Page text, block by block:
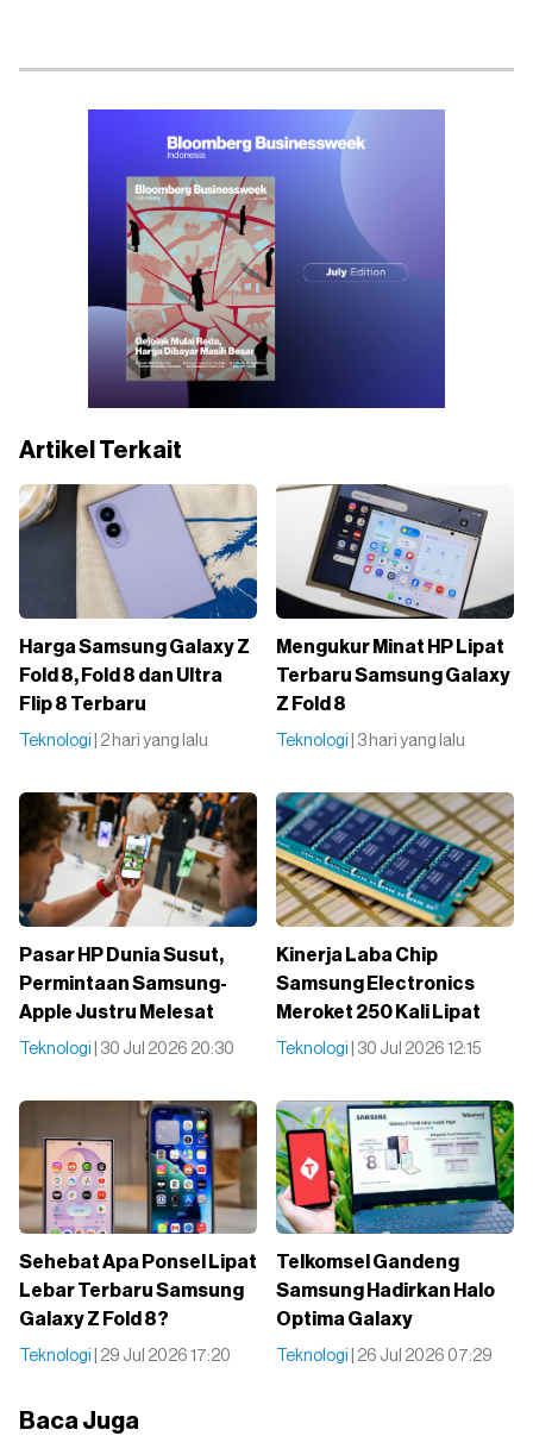
Artikel Terkait
Harga Samsung Galaxy Z
Fold 8, Fold 8 dan Ultra
Flip 8 Terbaru
Teknologi | 2 hari yang lalu
Mengukur Minat HP Lipat
Terbaru Samsung Galaxy
Z Fold 8
Teknologi | 3 hari yang lalu
Pasar HP Dunia Susut,
Permintaan Samsung-
Apple Justru Melesat
Teknologi | 30 Jul 2026 20:30
Kinerja Laba Chip
Samsung Electronics
Meroket 250 Kali Lipat
Teknologi | 30 Jul 2026 12:15
Sehebat Apa Ponsel Lipat
Lebar Terbaru Samsung
Galaxy Z Fold 8?
Teknologi | 29 Jul 2026 17:20
Telkomsel Gandeng
Samsung Hadirkan Halo
Optima Galaxy
Teknologi | 26 Jul 2026 07:29
Baca Juga